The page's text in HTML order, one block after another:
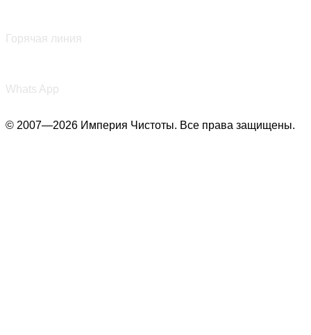
Горячая линия
Whats App
© 2007—2026 Империя Чистоты. Все права защищены.